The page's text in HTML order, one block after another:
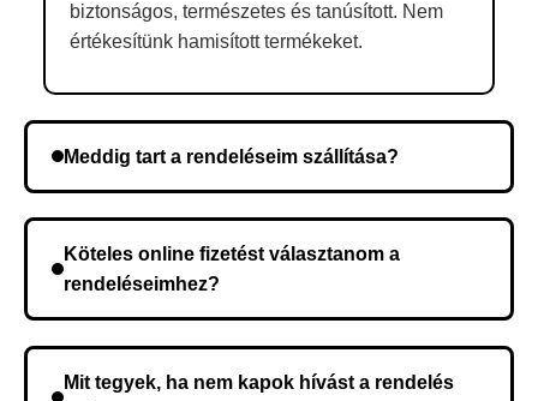
biztonságos, természetes és tanúsított. Nem
értékesítünk hamisított termékeket.
Meddig tart a rendeléseim szállítása?
kerül, és ez az időtartam függ a szállítási címtől.
Köteles online fizetést választanom a
rendeléseimhez?
Mit tegyek, ha nem kapok hívást a rendelés